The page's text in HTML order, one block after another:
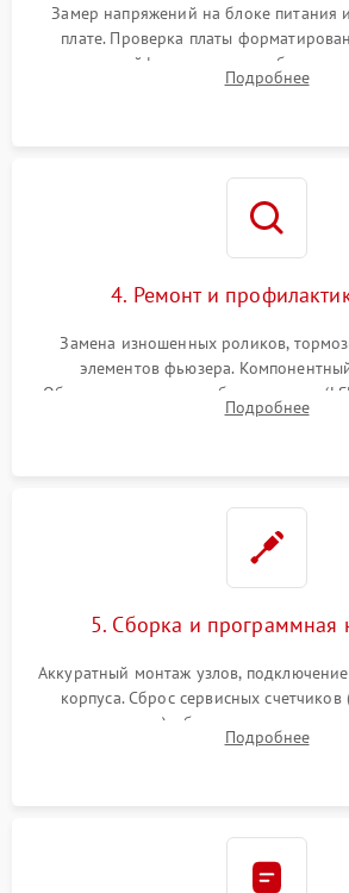
Замер напряжений на блоке питания
плате. Проверка платы
плоских шлейфов сканера и
оптопар (датчиковПодробнее
4. Ремонт и
Замена изношенных роликов,
элементов фьюзера.
Обязательная очистка блока лазера
печати от просыпанного тонера и
Подробнее
5. Сборка и программная
Аккуратный монтаж узлов,
корпуса. Сброс сервисных счетчиков
закрепления), обновление
калибровка цветопередачи иПодробнее